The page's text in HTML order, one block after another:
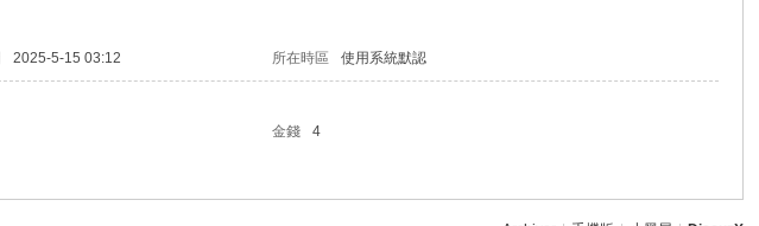
2025-5-15 03:12 所在時區 使用系統默認
金錢
4